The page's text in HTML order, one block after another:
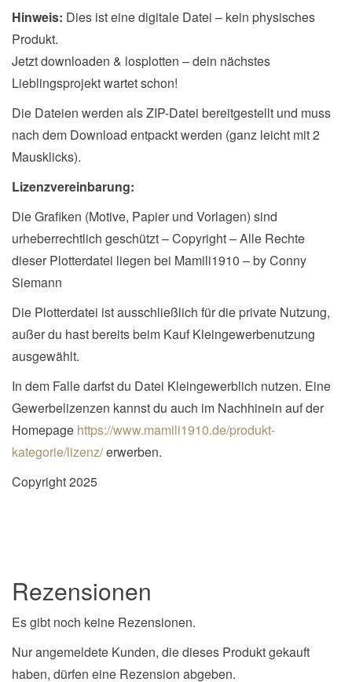
Hinweis: Dies ist eine digitale Datei – kein physisches
Produkt.
Jetzt downloaden & losplotten – dein nächstes
Lieblingsprojekt wartet schon!
Die Dateien werden als ZIP-Datei bereitgestellt und muss
nach dem Download entpackt werden (ganz leicht mit 2
Mausklicks).
Lizenzvereinbarung:
Die Grafiken (Motive, Papier und Vorlagen) sind
urheberrechtlich geschützt – Copyright – Alle Rechte
dieser Plotterdatei liegen bei Mamili1910 – by Conny
Siemann
Die Plotterdatei ist ausschließlich für die private Nutzung,
außer du hast bereits beim Kauf Kleingewerbenutzung
ausgewählt.
In dem Falle darfst du Datei Kleingewerblich nutzen. Eine
Gewerbelizenzen kannst du auch im Nachhinein auf der
Homepage https://www.mamili1910.de/produkt-
kategorie/lizenz/erwerben.
Copyright 2025
Rezensionen
Es gibt noch keine Rezensionen.
Nur angemeldete Kunden, die dieses Produkt gekauft
haben, dürfen eine Rezension abgeben.